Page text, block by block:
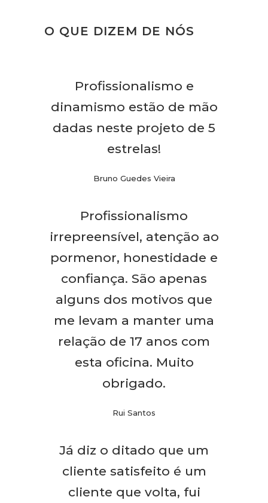
O QUE DIZEM DE NÓS
Profissionalismo e
dinamismo estão de mão
dadas neste projeto de 5
estrelas!
Bruno Guedes Vieira
Profissionalismo
irrepreensível, atenção ao
pormenor, honestidade e
confiança. São apenas
alguns dos motivos que
me levam a manter uma
relação de 17 anos com
esta oficina. Muito
obrigado.
Rui Santos
Já diz o ditado que um
cliente satisfeito é um
cliente que volta, fui